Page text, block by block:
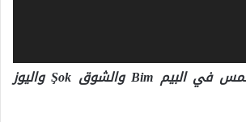
سعر زيت عباد الشمس في البيم Bim والشوق Şok واليوز